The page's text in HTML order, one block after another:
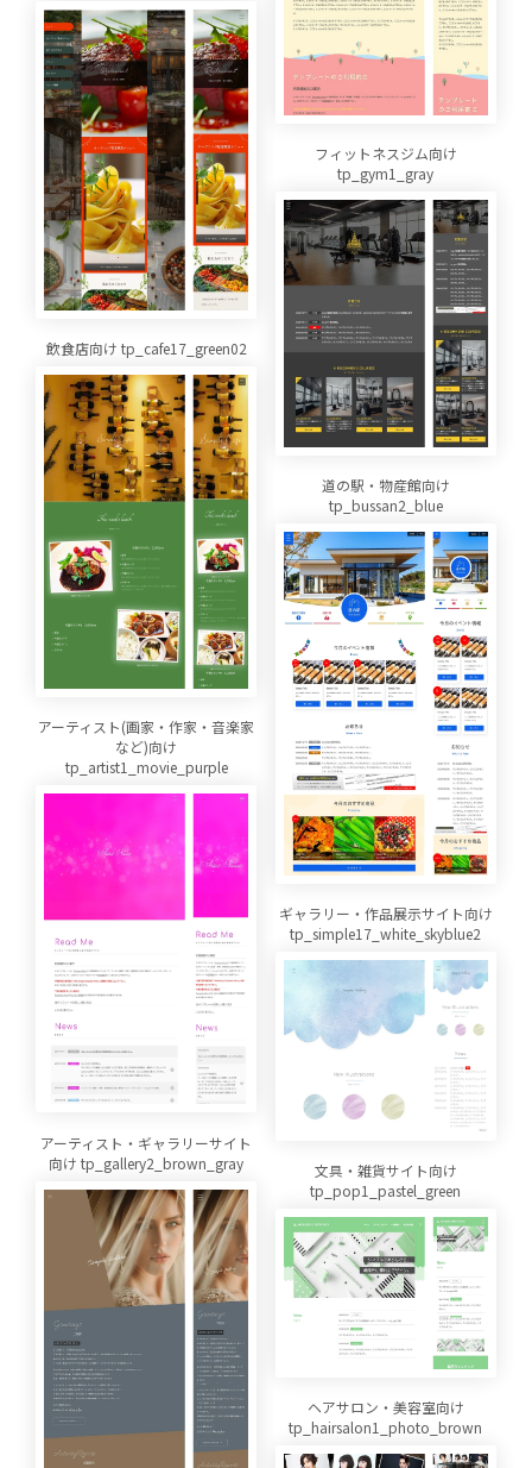
フィットネスジム向け
tp_gym1_gray
飲食店向け tp_cafe17_green02
道の駅・物産館向け
tp_bussan2_blue
アーティスト(画家・作家・音楽家
など)向け
tp_artist1_movie_purple
ギャラリー・作品展示サイト向け
tp_simple17_white_skyblue2
アーティスト・ギャラリーサイト
向け tp_gallery2_brown_gray
文具・雑貨サイト向け
tp_pop1_pastel_green
ヘアサロン・美容室向け
tp_hairsalon1_photo_brown